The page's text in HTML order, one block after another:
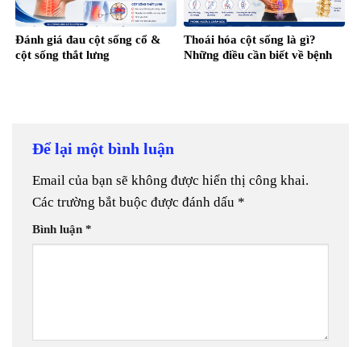
Đánh giá đau cột sống cổ &
cột sống thắt lưng
Thoái hóa cột sống là gì?
Những điều cần biết về bệnh
Để lại một bình luận
Email của bạn sẽ không được hiển thị công khai.
Các trường bắt buộc được đánh dấu *
Bình luận *